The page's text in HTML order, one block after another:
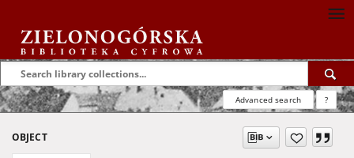
Advanced search ?
OBJECT